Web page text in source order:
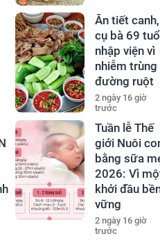
Ăn tiết canh,
cụ bà 69
nhập viện vì
nhiễm trùng
đường ruột
2 ngày 16 giờ
trước
Tuần lễ Thế
giới Nuôi
bằng sữa
2026: Vì
khởi đầu
vững
2 ngày 16 giờ
trước